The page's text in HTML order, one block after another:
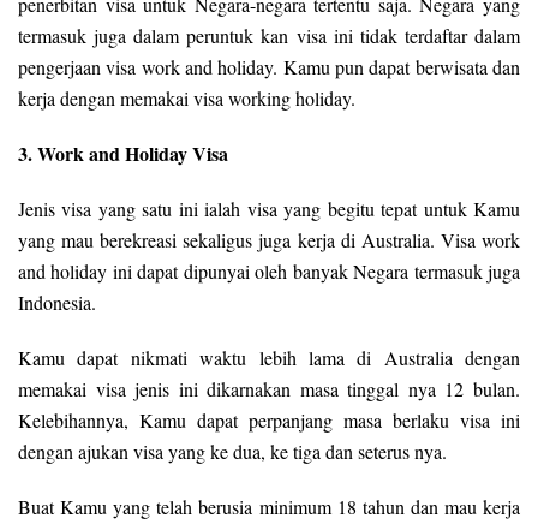
termasuk juga dalam peruntuk kan visa ini tidak terdaftar dalam
pengerjaan visa work and holiday. Kamu pun dapat berwisata dan
kerja dengan memakai visa working holiday.
3. Work and Holiday Visa
Jenis visa yang satu ini ialah visa yang begitu tepat untuk Kamu
yang mau berekreasi sekaligus juga kerja di Australia. Visa work
and holiday ini dapat dipunyai oleh banyak Negara termasuk juga
Indonesia.
Kamu dapat nikmati waktu lebih lama di Australia dengan
memakai visa jenis ini dikarnakan masa tinggal nya 12 bulan.
Kelebihannya, Kamu dapat perpanjang masa berlaku visa ini
dengan ajukan visa yang ke dua, ke tiga dan seterus nya.
Buat Kamu yang telah berusia minimum 18 tahun dan mau kerja